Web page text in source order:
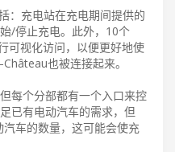
：充电站在充电期间提供的
/停止充电。此外，10个
可视化访问，以便更好地使
也被连接起来。
每个分部都有一个入口来控
已有电动汽车的需求，但
车的数量，这可能会使充